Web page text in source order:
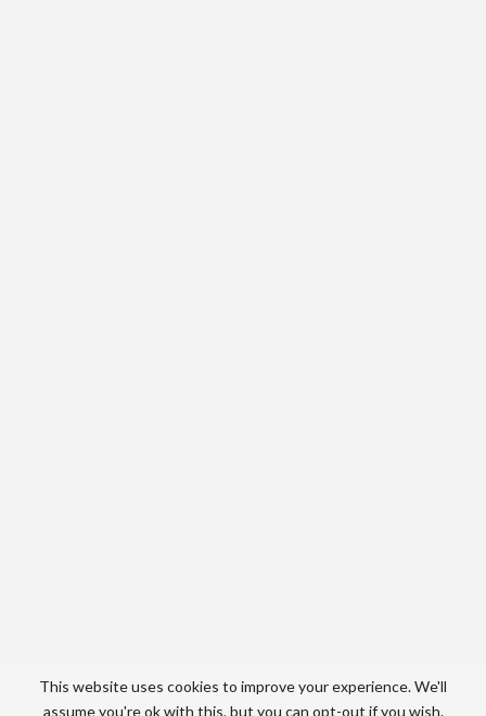
This website uses cookies to improve your experience. We'll
assume you're ok with this, but you can opt-out if you wish.